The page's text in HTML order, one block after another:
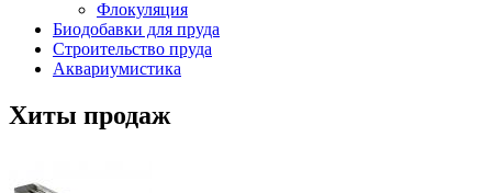
Флокуляция
Биодобавки для пруда
Строительство пруда
Аквариумистика
Хиты продаж